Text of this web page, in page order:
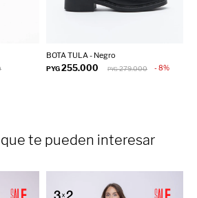
BOTA TULA - Negro
PYG255.000 PYG 279.000 8
te pueden interesar